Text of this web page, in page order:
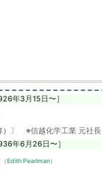
年3月15日〜］
）〕 ※信越化学工業 元社長
年6月26日〜］
（Edith Pearlman）